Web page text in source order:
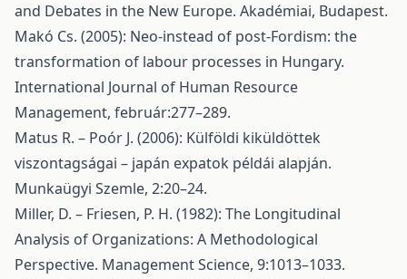
and Debates in the New Europe. Akadémiai, Budapest.
Makó Cs. (2005): Neo-instead of post-Fordism: the
transformation of labour processes in Hungary.
International Journal of Human Resource
Management, február:277–289.
Matus R. – Poór J. (2006): Külföldi kiküldöttek
viszontagságai – japán expatok példái alapján.
Munkaügyi Szemle, 2:20–24.
Miller, D. – Friesen, P. H. (1982): The Longitudinal
Analysis of Organizations: A Methodological
Perspective. Management Science, 9:1013–1033.